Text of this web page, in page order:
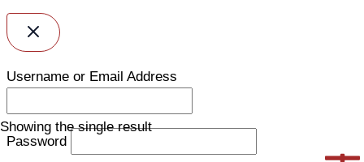
Showing the single result
Username or Email Address
Password